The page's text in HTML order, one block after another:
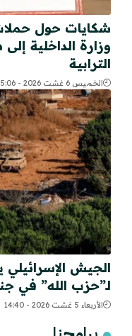
شكايات حول
وزارة الداخلية
الترابية
الخميس 6 غشت 2026 - 15:06
الجيش الإسرائيلي
لـ”حزب الله” في
الأربعاء 5 غشت 2026 - 14:40